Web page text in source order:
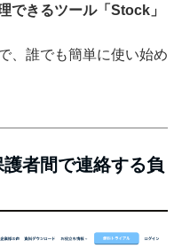
できるツール「Stock」
、誰でも簡単に使い始め
者間で連絡する負